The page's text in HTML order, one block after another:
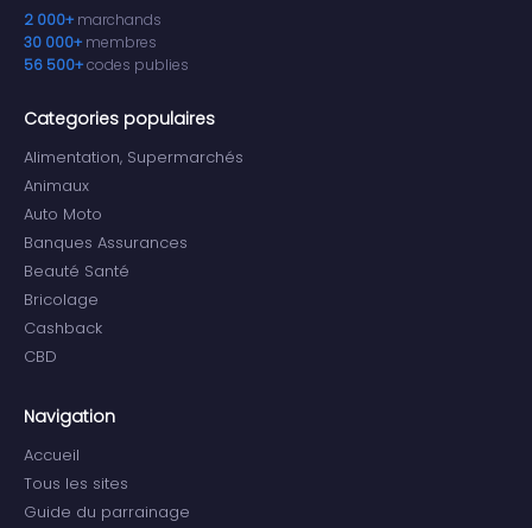
2 000+ marchands
30 000+ membres
56 500+codes publies
Categories populaires
Alimentation, Supermarchés
Animaux
Auto Moto
Banques Assurances
Beauté Santé
Bricolage
Cashback
CBD
Navigation
Accueil
Tous les sites
Guide du parrainage